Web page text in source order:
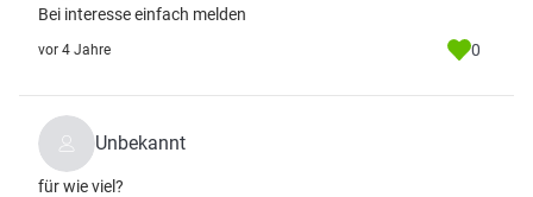
Bei interesse einfach melden
vor 4 Jahre 0
Unbekannt
für wie viel?